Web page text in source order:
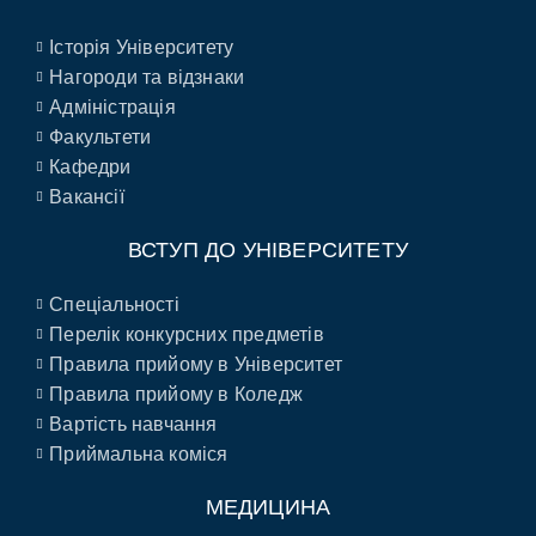
Історія Університету
Нагороди та відзнаки
Адміністрація
Факультети
Кафедри
Вакансії
ВСТУП ДО УНІВЕРСИТЕТУ
Спеціальності
Перелік конкурсних предметів
Правила прийому в Університет
Правила прийому в Коледж
Вартість навчання
Приймальна коміся
МЕДИЦИНА